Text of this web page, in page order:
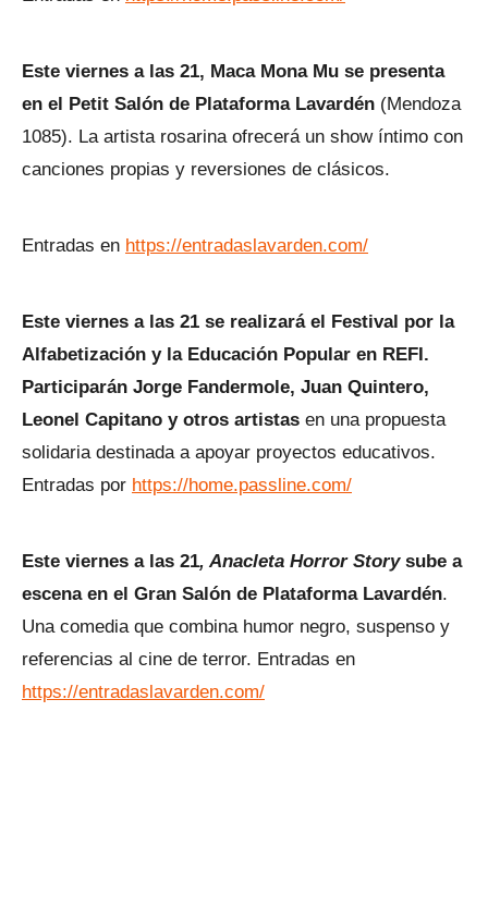
Este viernes a las 21, Maca Mona Mu se presenta
en el Petit Salón de Plataforma Lavardén (Mendoza
1085). La artista rosarina ofrecerá un show íntimo con
canciones propias y reversiones de clásicos.
Entradas en https://entradaslavarden.com/
Este viernes a las 21 se realizará el Festival por la
Alfabetización y la Educación Popular en REFI.
Participarán Jorge Fandermole, Juan Quintero,
Leonel Capitano y otros artistas en una propuesta
solidaria destinada a apoyar proyectos educativos.
Entradas por https://home.passline.com/
Este viernes a las 21, Anacleta Horror Storysube a
escena en el Gran Salón de Plataforma Lavardén.
Una comedia que combina humor negro, suspenso y
referencias al cine de terror. Entradas en
https://entradaslavarden.com/